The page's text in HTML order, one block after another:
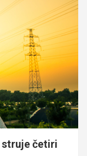
struje četiri